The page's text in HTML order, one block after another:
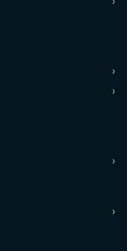
›
›
›
›